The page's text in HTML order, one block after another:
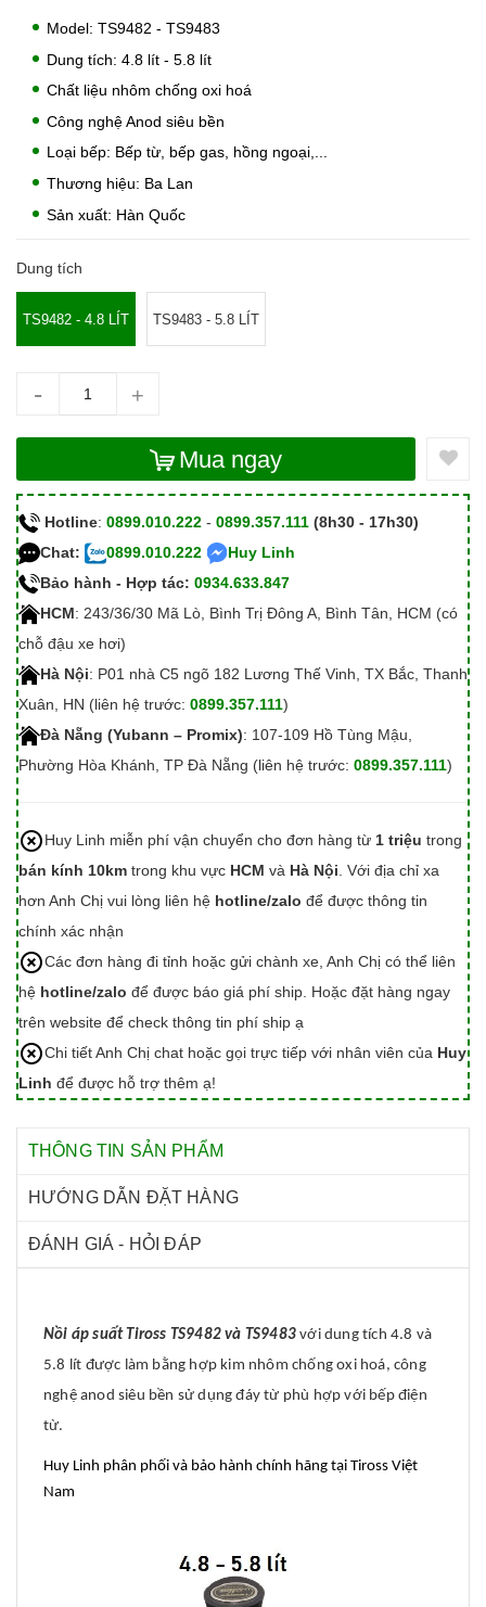
Model: TS9482 - TS9483
Dung tích: 4.8 lít - 5.8 lít
Chất liệu nhôm chống oxi hoá
Công nghệ Anod siêu bền
Loại bếp: Bếp từ, bếp gas, hồng ngoại,...
Thương hiệu: Ba Lan
Sản xuất: Hàn Quốc
Dung tích
TS9482 - 4.8 LÍT TS9483 - 5.8 LÍT
- +
Mua ngay
Hotline: 0899.010.222 - 0899.357.111 (8h30 - 17h30)
Chat:
0899.010.222
Huy Linh
Bảo hành - Hợp tác: 0934.633.847
HCM: 243/36/30 Mã Lò, Bình Trị Đông A, Bình Tân, HCM (có
chỗ đậu xe hơi)
Hà Nội: P01 nhà C5 ngõ 182 Lương Thế Vinh, TX Bắc, Thanh
Xuân, HN (liên hệ trước: 0899.357.111)
Đà Nẵng (Yubann – Promix): 107-109 Hồ Tùng Mậu,
Phường Hòa Khánh, TP Đà Nẵng (liên hệ trước: 0899.357.111)
Huy Linh miễn phí vận chuyển cho đơn hàng từ 1 triệu trong
bán kính 10km trong khu vực HCM và Hà Nội . Với địa chỉ xa
hơn Anh Chị vui lòng liên hệ hotline/zalo để được thông tin
chính xác nhận
Các đơn hàng đi tỉnh hoặc gửi chành xe, Anh Chị có thể liên
hệ hotline/zalo để được báo giá phí ship. Hoặc đặt hàng ngay
trên website để check thông tin phí ship ạ
Chi tiết Anh Chị chat hoặc gọi trực tiếp với nhân viên của Huy
Linh để được hỗ trợ thêm ạ!
THÔNG TIN SẢN PHẨM
HƯỚNG DẪN ĐẶT HÀNG
ĐÁNH GIÁ - HỎI ĐÁP
Nồi áp suất Tiross TS9482 và TS9483 với dung tích 4.8 và
5.8 lít được làm bằng hợp kim nhôm chống oxi hoá, công
nghệ anod siêu bền sử dụng đáy từ phù hợp với bếp điện
từ.
Huy Linh phân phối và bảo hành chính hãng tại Tiross Việt
Nam